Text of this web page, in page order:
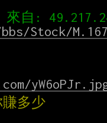
Stock/
多少